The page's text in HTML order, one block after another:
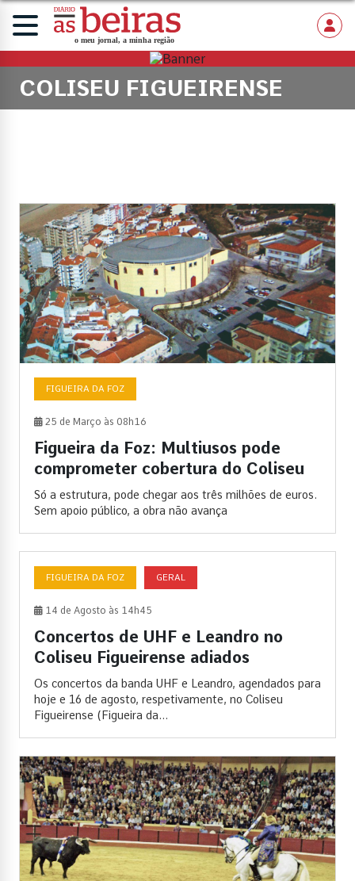
COLISEU FIGUEIRENSE
FIGUEIRA DA FOZ
25 de Março às 08h16
Figueira da Foz: Multiusos pode
comprometer cobertura do Coliseu
Só a estrutura, pode chegar aos três milhões de euros.
Sem apoio público, a obra não avança
FIGUEIRA DA FOZ GERAL
14 de Agosto às 14h45
Concertos de UHF e Leandro no
Coliseu Figueirense adiados
Os concertos da banda UHF e Leandro, agendados para
hoje e 16 de agosto, respetivamente, no Coliseu
Figueirense (Figueira da...